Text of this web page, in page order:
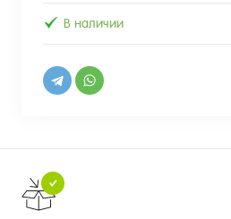
В наличии